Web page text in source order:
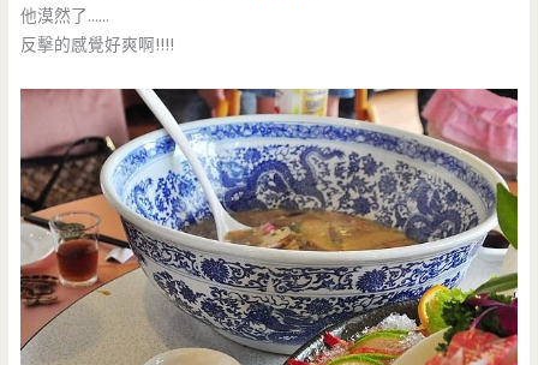
他漠然了……
反擊的感覺好爽啊!!!!